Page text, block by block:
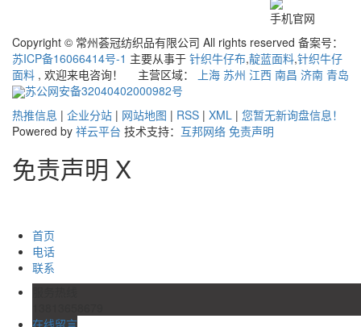
手机官网
Copyright © 常州荟冠纺织品有限公司 All rights reserved 备案号：
苏ICP备16066414号-1 主要从事于 针织牛仔布,靛蓝面料,针织牛仔
面料 , 欢迎来电咨询！ 主营区域： 上海 苏州 江西 南昌 济南 青岛
苏公网安备32040402000982号
热推信息 | 企业分站 | 网站地图 | RSS | XML | 您暂无新询盘信息！
Powered by 祥云平台 技术支持： 互邦网络 免责声明
免责声明 X
首页
电话
联系
在线留言